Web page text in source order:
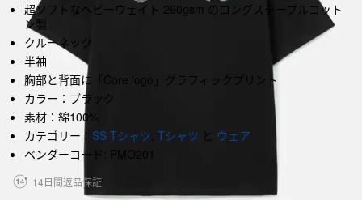
超ソフトなヘビーウェイト 260gsm のロングステープルコット
ン製
クルーネック
半袖
胸部と背面に「Core logo」グラフィックプリント
カラー：ブラック
素材：綿100%
カテゴリー： SS Tシャツ Tシャツ と ウェア
ベンダーコード: PMO201
14日間返品保証